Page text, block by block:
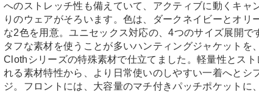
へのストレッチ性も備えていて、アクティブに動くキャ
りのウェアがそろいます。色は、ダークネイビーとオリ
な2色を用意。ユニセックス対応の、4つのサイズ展開で
タフな素材を使うことが多いハンティングジャケットを
Clothシリーズの特殊素材で仕立てました。軽量性とス
れる素材特性から、より日常使いのしやすい一着へとシ
ジ。フロントには、大容量のマチ付きパッチポケットに